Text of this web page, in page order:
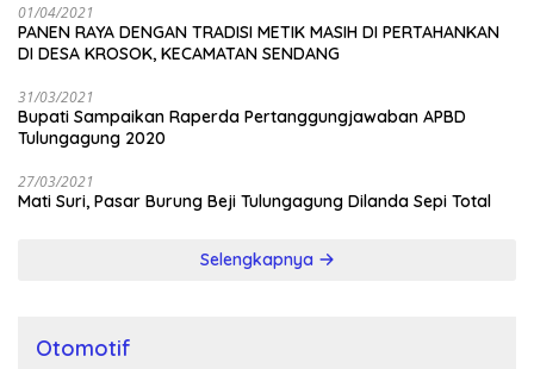
01/04/2021
PANEN RAYA DENGAN TRADISI METIK MASIH DI PERTAHANKAN
DI DESA KROSOK, KECAMATAN SENDANG
31/03/2021
Bupati Sampaikan Raperda Pertanggungjawaban APBD
Tulungagung 2020
27/03/2021
Mati Suri, Pasar Burung Beji Tulungagung Dilanda Sepi Total
Selengkapnya
Otomotif